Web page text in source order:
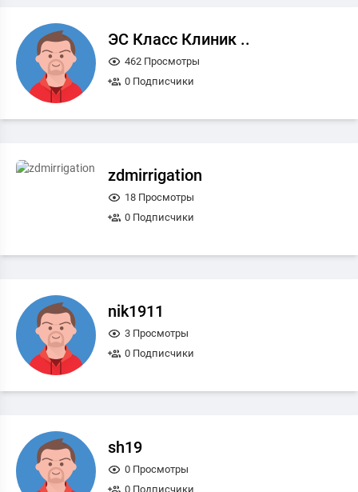
ЭС Класс Клиник ..
462 Просмотры
0 Подписчики
zdmirrigation
18 Просмотры
0 Подписчики
nik1911
3 Просмотры
0 Подписчики
sh19
0 Просмотры
0 Подписчики